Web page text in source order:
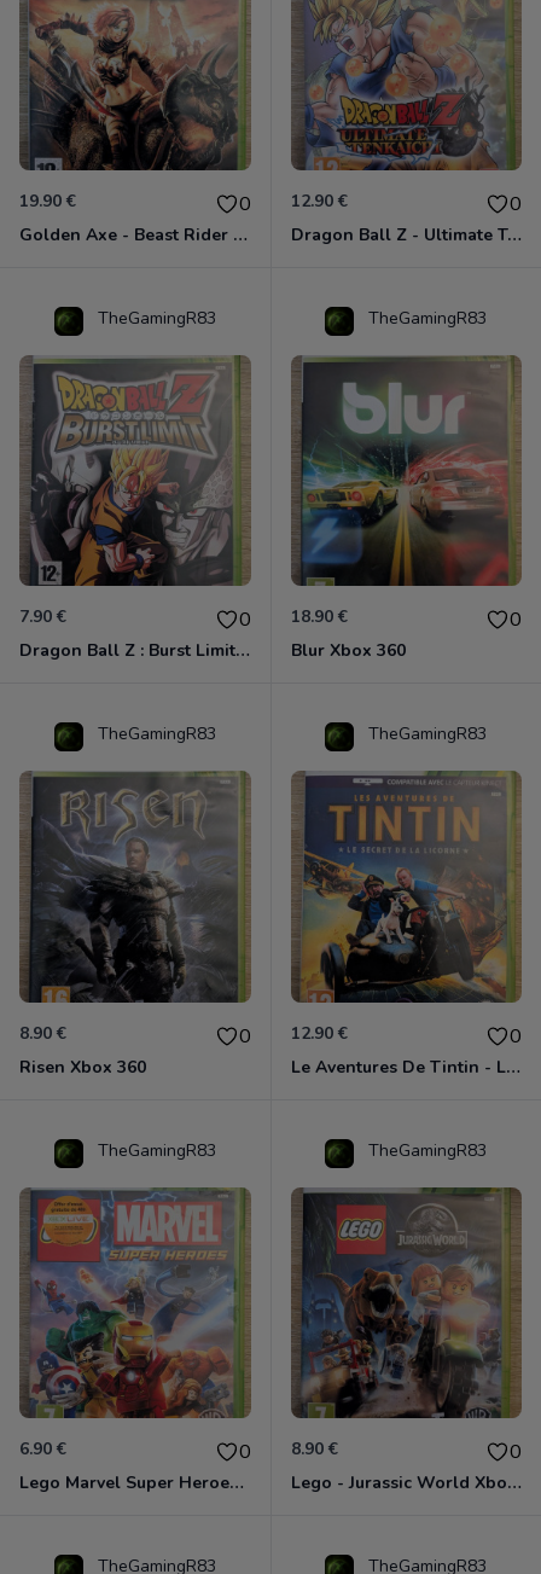
19.90 € 0
Golden Axe - Beast Rider Xbox 360
12.90 € 0
Dragon Ball Z - Ultimate Tenkaichi Xbox 360
TheGamingR83
7.90 € 0
Dragon Ball Z : Burst Limit Xbox 360
TheGamingR83
18.90 € 0
Blur Xbox 360
TheGamingR83
8.90 € 0
Risen Xbox 360
TheGamingR83
12.90 € 0
Le Aventures De Tintin - Le Secret De La Licorne Xbox 360
TheGamingR83
6.90 € 0
Lego Marvel Super Heroes Xbox 360
TheGamingR83
8.90 € 0
Lego - Jurassic World Xbox 360
TheGamingR83 TheGamingR83